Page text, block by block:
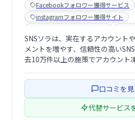
Facebookフォロワー獲得サービス
instagramフォロワー獲得サイト
LINEマーケティングツール
SNSフォロワー購入サービス
Twitterフォロワー獲得ツール
Youtube登録者購入サイト
SNSソラは、実在するアカウント
メントを増やす、信頼性の高い
去10万件以上の施策でアカウント
口コミを見
代替サービス